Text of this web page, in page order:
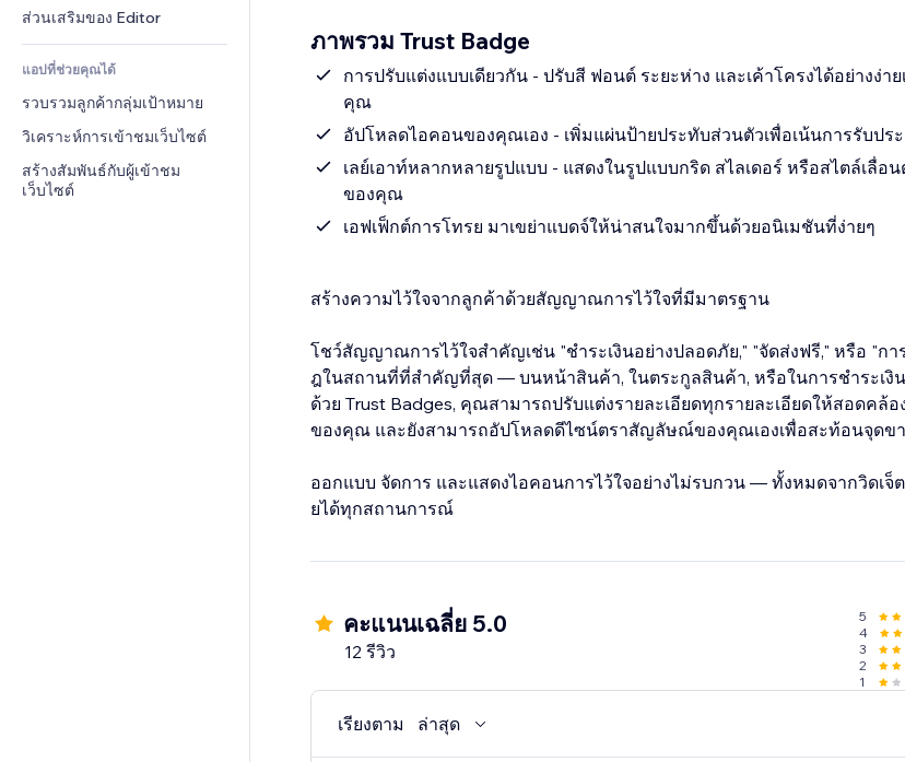
(Crowdfunding)
อาหาร & เครื่องดื่ม
เครื่องคำนวน
ค้นหา
อากาศ
แผนภูมิ & ตาราง
ชุมชน
รีวิว & การรับรอง
CRM
ส่วนเสริมของ Editor
แอปที่ช่วยคุณได้
รวบรวมลูกค้ากลุ่มเป้าหมาย
วิเคราะห์การเข้าชมเว็บไซต์
สร้างสัมพันธ์กับผู้เข้าชม
เว็บไซต์
ภาพรวม Trust Badge
การปรับแต่งแบบเดียวกัน - ปรับสี ฟอนต์ ระยะห่าง และเค้าโครงได้อย่างง่า
คุณ
อัปโหลดไอคอนของคุณเอง - เพิ่มแผ่นป้ายประทับส่วนตัวเพื่อเน้นการรับปร
เลย์เอาท์หลากหลายรูปแบบ - แสดงในรูปแบบกริด สไลเดอร์ หรือสไตล์เลื่
ของคุณ
เอฟเฟ็กต์การโทรย มาเขย่าแบดจ์ให้น่าสนใจมากขึ้นด้วยอนิเมชันที่ง่ายๆ
สร้างความไว้ใจจากลูกค้าด้วยสัญญาณการไว้ใจที่มีมาตรฐาน
โชว์สัญญาณการไว้ใจสำคัญเช่น "ชำระเงินอย่างปลอดภัย," "จัดส่งฟรี," หรือ "กา
ฎในสถานที่ที่สำคัญที่สุด — บนหน้าสินค้า, ในตระกูลสินค้า, หรือในการชำระเงิน
ด้วย Trust Badges, คุณสามารถปรับแต่งรายละเอียดทุกรายละเอียดให้สอดคล้
ของคุณ และยังสามารถอัปโหลดดีไซน์ตราสัญลัษณ์ของคุณเองเพื่อสะท้อนจุดข
ออกแบบ จัดการ และแสดงไอคอนการไว้ใจอย่างไม่รบกวน — ทั้งหมดจากวิดเ
ยได้ทุกสถานการณ์
คะแนนเฉลี่ย 5.0
12 รีวิว
5
4
3
2
1
เรียงตาม ล่าสุด